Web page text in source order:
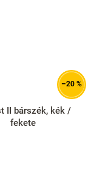
–20 %
II bárszék, kék /
fekete